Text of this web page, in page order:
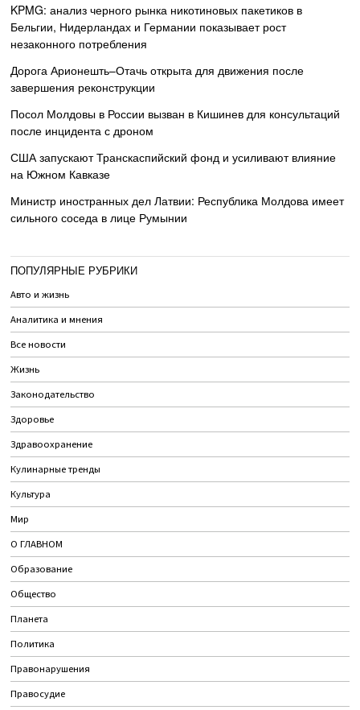
KPMG: анализ черного рынка никотиновых пакетиков в
Бельгии, Нидерландах и Германии показывает рост
незаконного потребления
Дорога Арионешть–Отачь открыта для движения после
завершения реконструкции
Посол Молдовы в России вызван в Кишинев для консультаций
после инцидента с дроном
США запускают Транскаспийский фонд и усиливают влияние
на Южном Кавказе
Министр иностранных дел Латвии: Республика Молдова имеет
сильного соседа в лице Румынии
ПОПУЛЯРНЫЕ РУБРИКИ
Авто и жизнь
Аналитика и мнения
Все новости
Жизнь
Законодательство
Здоровье
Здравоохранение
Кулинарные тренды
Культура
Мир
О ГЛАВНОМ
Образование
Общество
Планета
Политика
Правонарушения
Правосудие